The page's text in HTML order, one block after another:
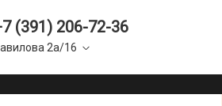
(391) 206-72-36
2а/16